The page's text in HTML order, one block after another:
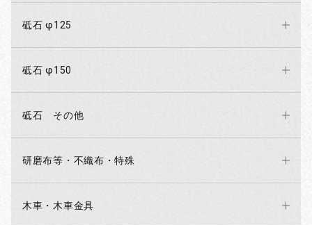
砥石 φ125
砥石 φ150
砥石 その他
研磨布等・不織布・特殊
木車・木車金具